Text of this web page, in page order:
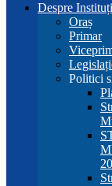
Despre
Oraș
Primar
Politici